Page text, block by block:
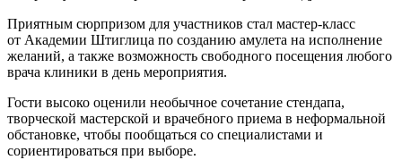
Приятным сюрпризом для участников стал мастер-класс
от Академии Штиглица по созданию амулета на исполнение
желаний, а также возможность свободного посещения любого
врача клиники в день мероприятия.
Гости высоко оценили необычное сочетание стендапа,
творческой мастерской и врачебного приема в неформальной
обстановке, чтобы пообщаться со специалистами и
сориентироваться при выборе.